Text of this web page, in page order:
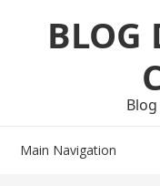
BLOG
Main Navigation